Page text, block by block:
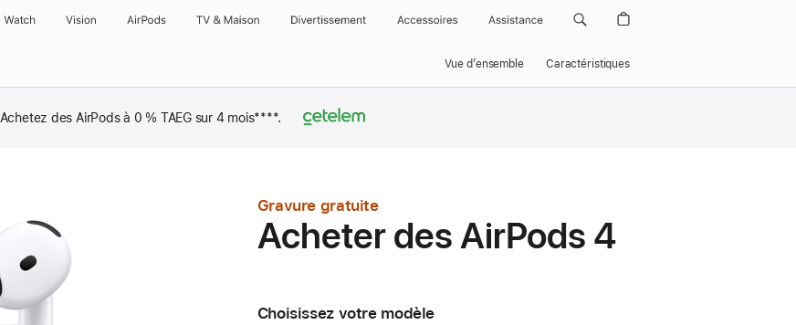
Watch Vision AirPods TV & Maison Divertissements Accessoires Assistance
Vue d’ensemble Caractéristiques
Achetez des AirPods à 0 % TAEG sur 4 moisNote
****.
Gravure gratuite
Acheter des AirPods 4
Choisissez votre modèle